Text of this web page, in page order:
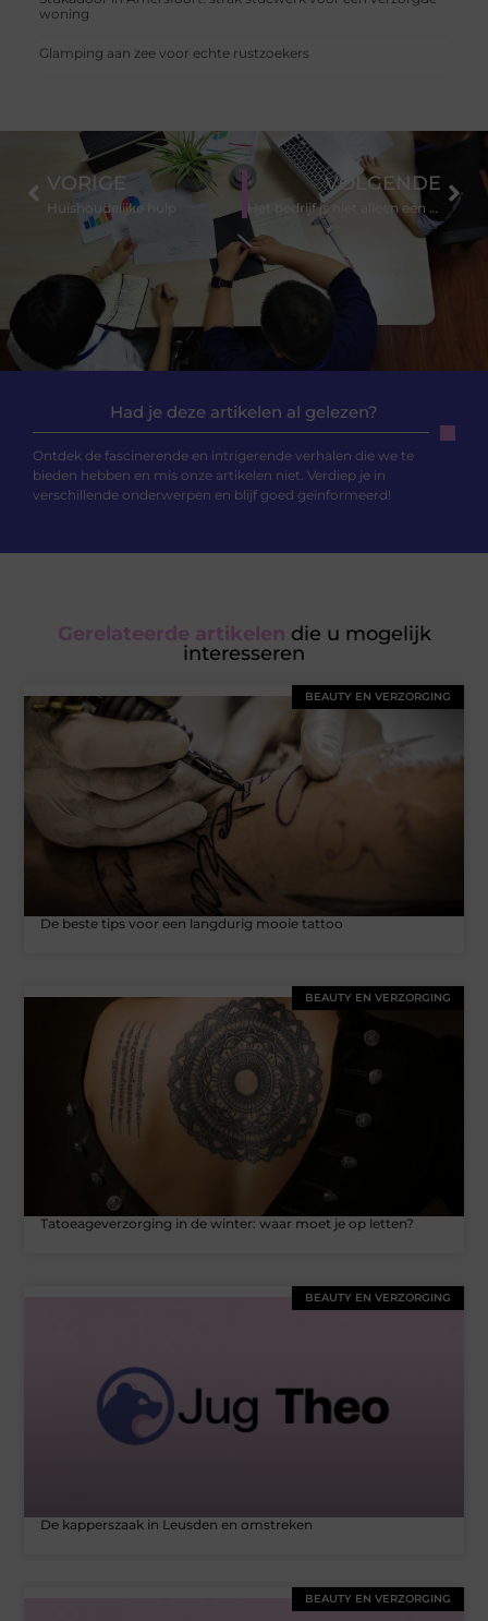
woning
Glamping aan zee voor echte rustzoekers
Had je deze artikelen al gelezen?
Ontdek de fascinerende en intrigerende verhalen die we te
bieden hebben en mis onze artikelen niet. Verdiep je in
verschillende onderwerpen en blijf goed geïnformeerd!
VORIGE
Huishoudelijke hulp
VOLGENDE
Het bedrijf is niet alleen een makelaar, maar een volwaardige partner en ontwikkelaar.
Gerelateerde artikelen die u mogelijk
interesseren
BEAUTY EN VERZORGING
De beste tips voor een langdurig mooie tattoo
BEAUTY EN VERZORGING
Tatoeageverzorging in de winter: waar moet je op letten?
BEAUTY EN VERZORGING
De kapperszaak in Leusden en omstreken
BEAUTY EN VERZORGING